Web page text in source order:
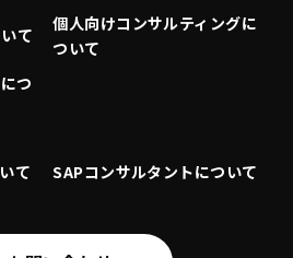
て
個人向けコンサルティングに
ついて
つ
て SAPコンサルタントについて